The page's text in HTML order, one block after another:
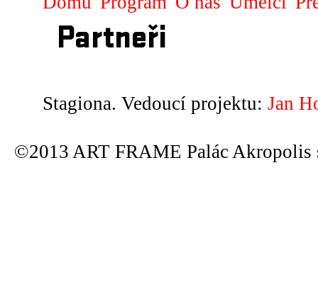
Partneři
Stagiona. Vedoucí projektu: Jan
©2013 ART FRAME Palác Akropolis